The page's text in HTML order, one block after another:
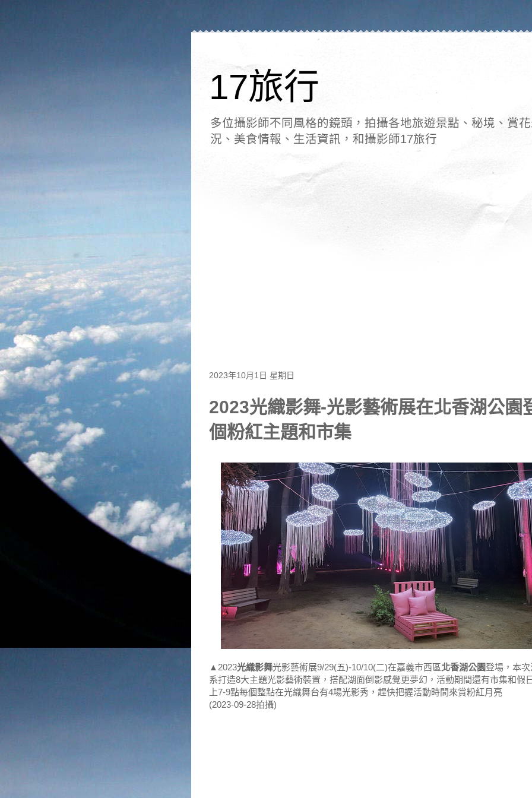
17旅行
多位攝影師不同風格的鏡頭，拍攝各地旅遊景點、秘境、賞
況、美食情報、生活資訊，和攝影師17旅行
2023年10月1日 星期日
2023光織影舞-光影藝術展在北香湖公園
個粉紅主題和市集
▲2023光織影舞光影藝術展9/29(五)-10/10(二)在嘉義市西區北香湖公園登場，本
系打造8大主題光影藝術裝置，搭配湖面倒影感覺更夢幻，活動期間還有市集和假
上7-9點每個整點在光織舞台有4場光影秀，趕快把握活動時間來賞粉紅月亮
(2023-09-28拍攝)